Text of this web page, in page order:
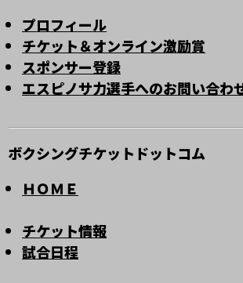
プロフィール
チケット＆オンライン激励賞
スポンサー登録
エスピノサ力選手へのお問い合わ
ボクシングチケットドットコム
ＨＯＭＥ
チケット情報
試合日程